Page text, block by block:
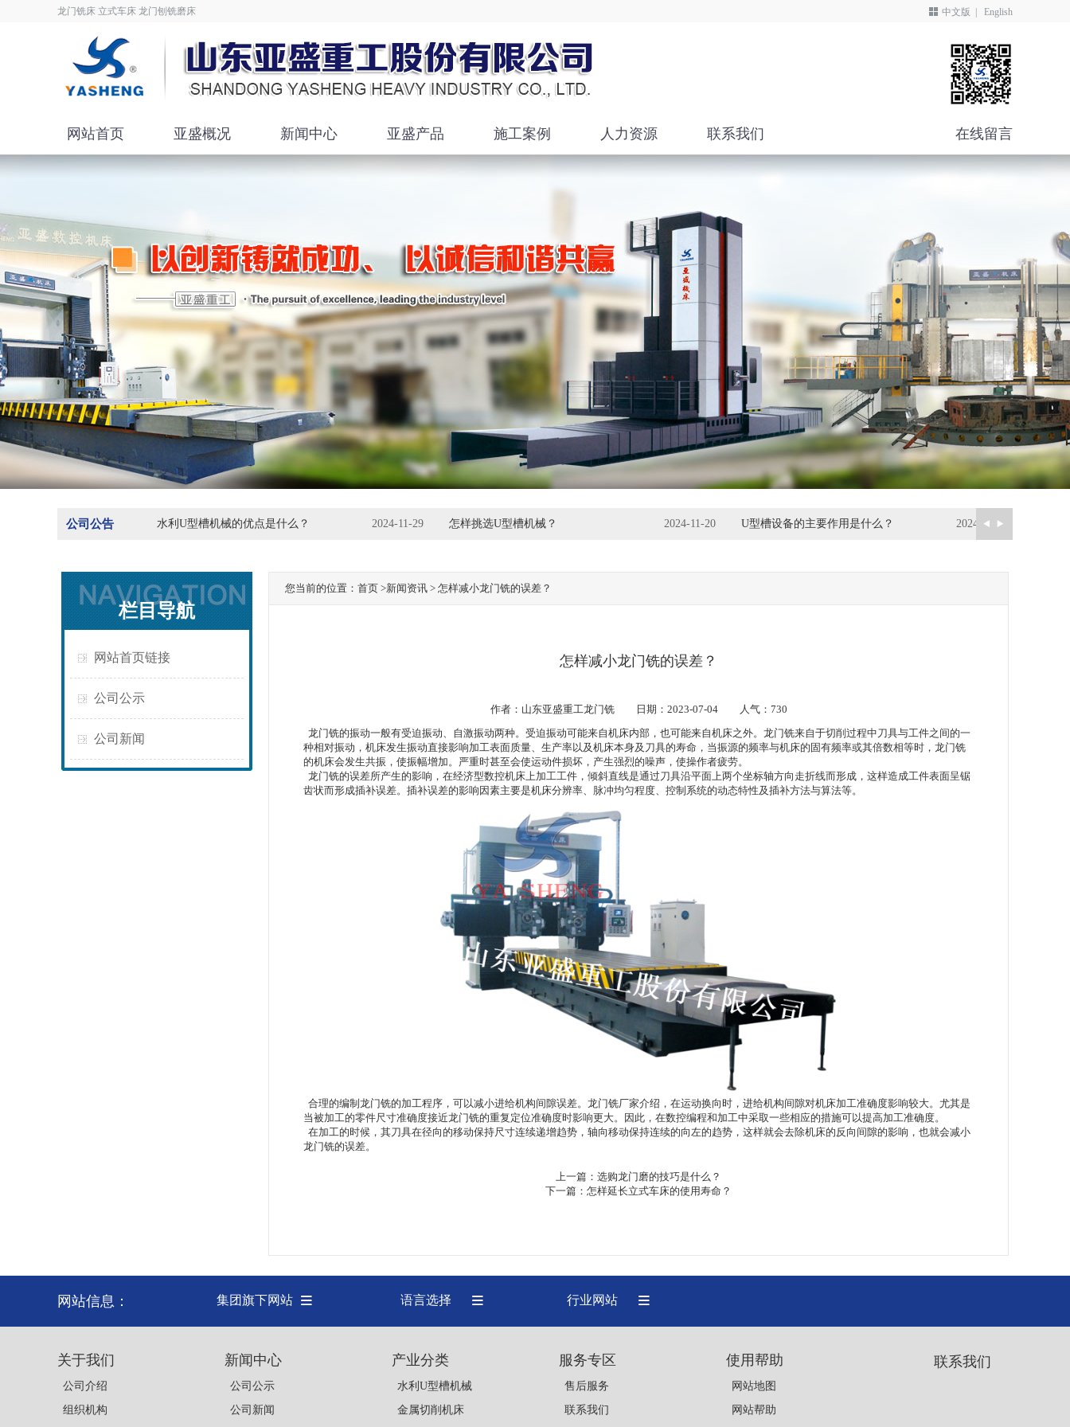
中文版 English
龙门铣床 立式车床 龙门刨铣磨床
网站首页 亚盛概况 新闻中心 亚盛产品 施工案例 人力资源 联系我们 在线留言
公司公告 水利U型槽机械的优点是什么？ 2024-11-29 怎样挑选U型槽机械？ 2024-11-20 U型槽设备的主要作用是什么？ 2024-10-21
栏目导航
网站首页链接
公司公示
公司新闻
您当前的位置： 首页 >新闻资讯 > 怎样减小龙门铣的误差？
怎样减小龙门铣的误差？
作者： 山东亚盛重工龙门铣日期：2023-07-04 人气： 730
龙门铣的振动一般有受迫振动、自激振动两种。受迫振动可能来自机床内部，也可能来自机床之外。 龙门铣来自于切削过程中刀具与工件之间的一
种相对振动，机床发生振动直接影响加工表面质量、生产率以及机床本身及刀具的寿命，当振源的频率与机床的固有频率或其倍数相等时，龙门铣
的机床会发生共振，使振幅增加。严重时甚至会使运动件损坏，产生强烈的噪声，使操作者疲劳。
龙门铣的误差所产生的影响，在经济型数控机床上加工工件，倾斜直线是通过刀具沿平面上两个坐标轴方向走折线而形成，这样造成工件表面呈锯
齿状而形成插补误差。插补误差的影响因素主要是机床分辨率、脉冲均匀程度、控制系统的动态特性及插补方法与算法等。
合理的编制龙门铣的加工程序，可以减小进给机构间隙误差。 龙门铣厂家介绍，在运动换向时，进给机构间隙对机床加工准确度影响较大。尤其是
当被加工的零件尺寸准确度接近龙门铣的重复定位准确度时影响更大。因此，在数控编程和加工中采取一些相应的措施可以提高加工准确度。
在加工的时候，其刀具在径向的移动保持尺寸连续递增趋势，轴向移动保持连续的向左的趋势，这样就会去除机床的反向间隙的影响，也就会减小
龙门铣的误差。
上一篇： 选购龙门磨的技巧是什么？
下一篇： 怎样延长立式车床的使用寿命？
网站信息： 集团旗下网站 语言选择 行业网站
联系我们
关于我们
公司介绍
组织机构
新闻中心
公司公示
公司新闻
产业分类
水利U型槽机械
金属切削机床
服务专区
售后服务
联系我们
使用帮助
网站地图
网站帮助